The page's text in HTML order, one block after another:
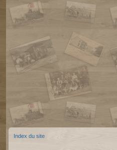
Index du site